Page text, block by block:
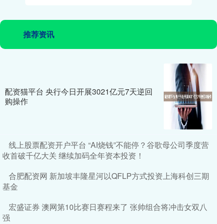
推荐资讯
配资猫平台 央行今日开展3021亿元7天逆回
购操作
线上股票配资开户平台 “AI烧钱”不能停？谷歌母公司季度营
收首破千亿大关 继续加码全年资本投资！
合肥配资网 新加坡丰隆星河以QFLP方式投资上海科创三期
基金
宏盛证券 澳网第10比赛日赛程来了 张帅组合将冲击女双八
强